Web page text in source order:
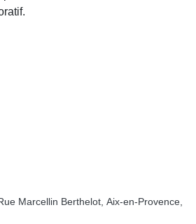
Marcellin Berthelot, Aix-en-Provence,